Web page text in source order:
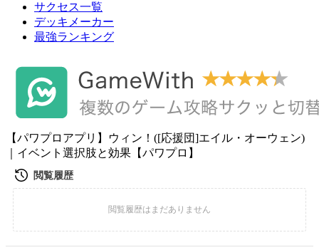
サクセス一覧
デッキメーカー
最強ランキング
【パワプロアプリ】ウィン！([応援団]エイル・オーウェン)
｜イベント選択肢と効果【パワプロ】